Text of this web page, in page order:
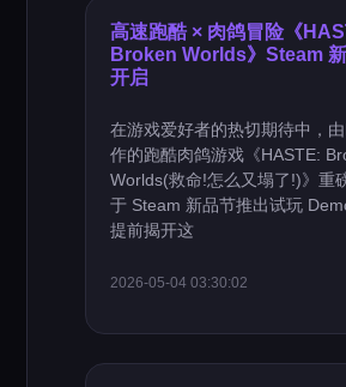
高速跑酷 × 肉鸽冒险《
Broken Worlds》Steam
开启
在游戏爱好者的热切期待中，
作的跑酷肉鸽游戏《HASTE:
Worlds(救命!怎么又塌了!)》重
于 Steam 新品节推出试玩
提前揭开这
2026-05-04 03:30:02